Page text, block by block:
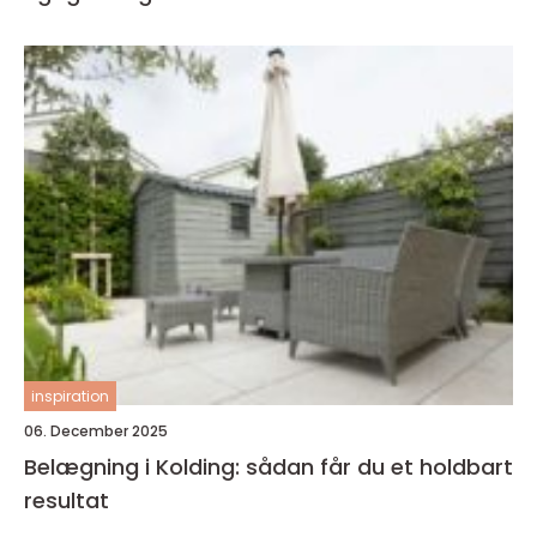
inspiration
06. December 2025
Belægning i Kolding: sådan får du et holdbart
resultat